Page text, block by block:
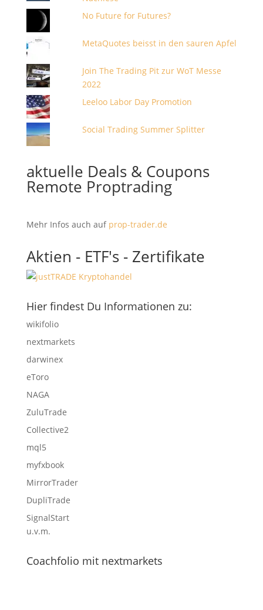
No Future for Futures?
MetaQuotes beisst in den sauren Apfel
Join The Trading Pit zur WoT Messe
2022
Leeloo Labor Day Promotion
Social Trading Summer Splitter
aktuelle Deals & Coupons
Remote Proptrading
Mehr Infos auch auf prop-trader.de
Aktien - ETF's - Zertifikate
Hier findest Du Informationen zu:
wikifolio
nextmarkets
darwinex
eToro
NAGA
ZuluTrade
Collective2
mql5
myfxbook
MirrorTrader
DupliTrade
SignalStart
u.v.m.
Coachfolio mit nextmarkets